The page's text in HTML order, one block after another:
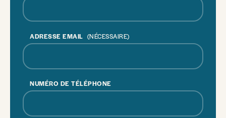
ADRESSE EMAIL (NÉCESSAIRE)
NUMÉRO DE TÉLÉPHONE